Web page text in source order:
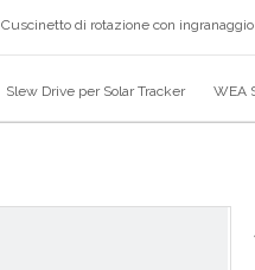
Cuscinetto di rotazione con
Slew Drive per Solar Tracker WEA